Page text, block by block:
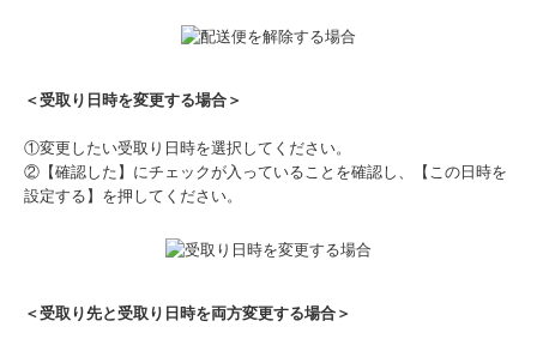
＜受取り日時を変更する場合＞
①変更したい受取り日時を選択してください。
②【確認した】にチェックが入っていることを確認し、【この日時を
設定する】を押してください。
＜受取り先と受取り日時を両方変更する場合＞